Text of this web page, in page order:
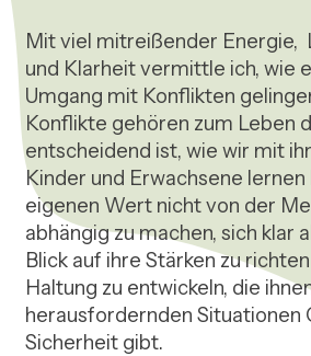
Mit viel mitreißender Energie,
und Klarheit vermittle ich, wie
Umgang mit Konflikten
Konflikte gehören zum Leben
entscheidend ist, wie wir mit
Kinder und Erwachsene lernen
eigenen Wert nicht von der
abhängig zu machen, sich klar
Blick auf ihre Stärken zu
Haltung zu entwickeln, die
herausfordernden Situationen
Sicherheit gibt.